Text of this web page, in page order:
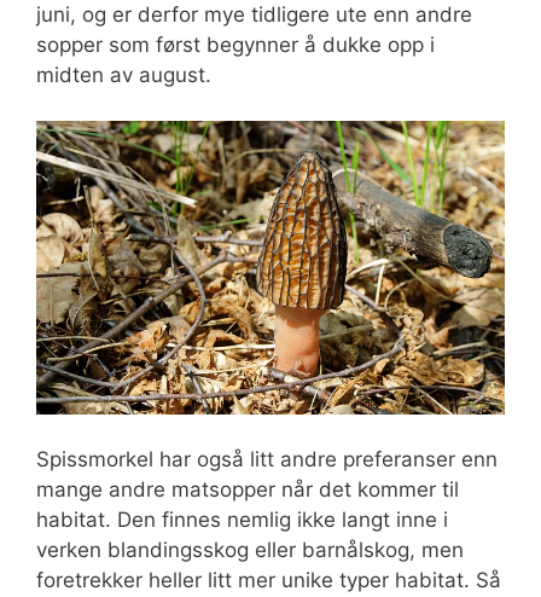
juni, og er derfor mye tidligere ute enn andre
sopper som først begynner å dukke opp i
midten av august.
Spissmorkel har også litt andre preferanser enn
mange andre matsopper når det kommer til
habitat. Den finnes nemlig ikke langt inne i
verken blandingsskog eller barnålskog, men
foretrekker heller litt mer unike typer habitat. Så